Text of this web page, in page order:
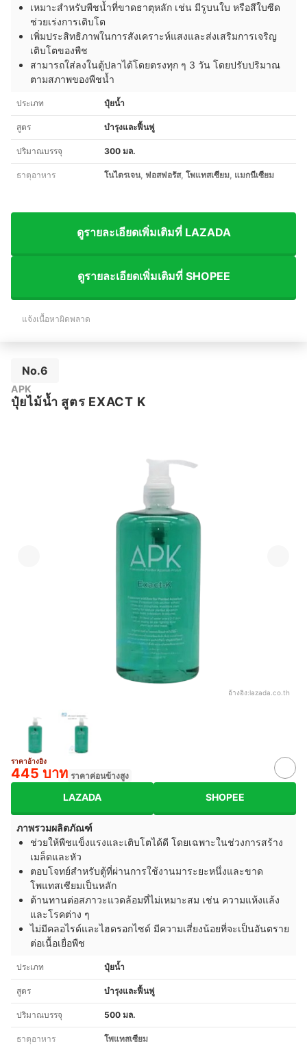
เหมาะสำหรับพืชน้ำที่ขาดธาตุหลัก เช่น มีรูบนใบ หรือสีใบซีด
ช่วยเร่งการเติบโต
เพิ่มประสิทธิภาพในการสังเคราะห์แสงและส่งเสริมการเจริญ
เติบโตของพืช
สามารถใส่ลงในตู้ปลาได้โดยตรงทุก ๆ 3 วัน โดยปรับปริมาณ
ตามสภาพของพืชน้ำ
ประเภท ปุ๋ยน้ำ
สูตร บำรุงและฟื้นฟู
ปริมาณบรรจุ 300 มล.
ธาตุอาหาร โนไตรเจน, ฟอสฟอรัส, โพแทสเซียม, แมกนีเซียม
ดูรายละเอียดเพิ่มเติมที่ LAZADA
ดูรายละเอียดเพิ่มเติมที่ SHOPEE
แจ้งเนื้อหาผิดพลาด
No.6
APK
ปุ๋ยไม้น้ำ สูตร EXACT K
อ้างอิง:lazada.co.th
ราคาอ้างอิง
445 บาท ราคาค่อนข้างสูง
LAZADA SHOPEE
ภาพรวมผลิตภัณฑ์
ช่วยให้พืชแข็งแรงและเติบโตได้ดี โดยเฉพาะในช่วงการสร้าง
เมล็ดและหัว
ตอบโจทย์สำหรับตู้ที่ผ่านการใช้งานมาระยะหนึ่งและขาด
โพแทสเซียมเป็นหลัก
ต้านทานต่อสภาวะแวดล้อมที่ไม่เหมาะสม เช่น ความแห้งแล้ง
และโรคต่าง ๆ
ไม่มีคลอไรด์และไฮดรอกไซด์ มีความเสี่ยงน้อยที่จะเป็นอันตราย
ต่อเนื้อเยื่อพืช
ประเภท ปุ๋ยน้ำ
สูตร บำรุงและฟื้นฟู
ปริมาณบรรจุ 500 มล.
ธาตุอาหาร โพแทสเซียม